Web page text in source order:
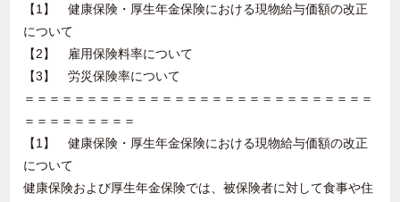
【1】 健康保険・厚生年金保険における現物給与価額の改正
について
【2】 雇用保険料率について
【3】 労災保険率について
＝＝＝＝＝＝＝＝＝＝＝＝＝＝＝＝＝＝＝＝＝＝＝＝＝＝＝＝
＝＝＝＝＝＝＝＝＝
【1】 健康保険・厚生年金保険における現物給与価額の改正
について
健康保険および厚生年金保険では、被保険者に対して食事や住